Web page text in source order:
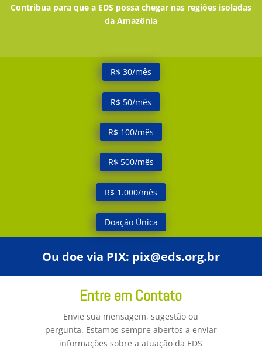
Contribua para que a EDS possa chegar nas regiões isoladas
da Amazônia
R$ 30/mês
R$ 50/mês
R$ 100/mês
R$ 500/mês
R$ 1.000/mês
Doação Única
Ou doe via PIX: pix@eds.org.br
Entre em Contato
Envie sua mensagem, sugestão ou
pergunta. Estamos sempre abertos a enviar
informações sobre a atuação da EDS